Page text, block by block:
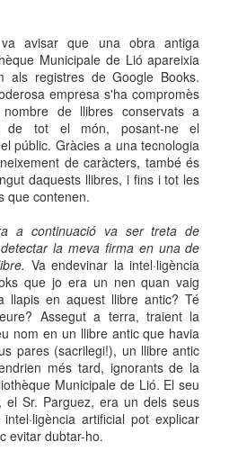
avisar que una obra antiga
Municipale de Lió apareixia
als registres de Google Books.
empresa s'ha compromès
de llibres conservats a
de tot el món, posant-ne el
públic. Gràcies a una tecnologia
de caràcters, també és
daquests llibres, i fins i tot les
que contenen.
a continuació va ser treta de
la meva firma en una de
Va endevinar la intel·ligència
que jo era un nen quan vaig
llapis en aquest llibre antic? Té
Assegut a terra, traient la
nom en un llibre antic que havia
pares (sacrilegi!), un llibre antic
més tard, ignorants de la
Municipale de Lió. El seu
el Sr. Parguez, era un dels seus
artificial pot explicar
evitar dubtar-ho.